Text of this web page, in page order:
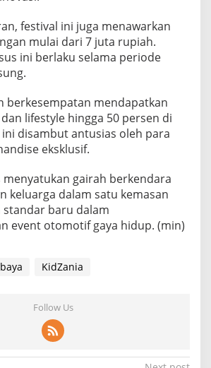
festival ini juga menawarkan
mulai dari 7 juta rupiah.
ini berlaku selama periode
berkesempatan mendapatkan
lifestyle hingga 50 persen di
disambut antusias oleh para
eksklusif.
menyatukan gairah berkendara
keluarga dalam satu kemasan
standar baru dalam
event otomotif gaya hidup. (min)
KidZania
Follow Us